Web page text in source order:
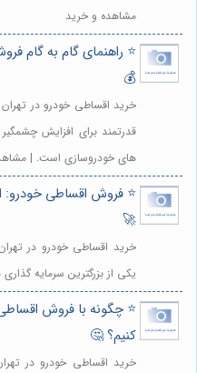
مشاهده و خرید
⭐️ راهنمای گام به گام
💰
خرید اقساطی خودرو در
قدرتمند برای افزایش
های خودروسازی است. |
⭐️ فروش اقساطی خودرو:
🚀
خرید اقساطی خودرو در
یکی از بزرگترین سرمایه
⭐️ چگونه با فروش
کنیم؟ 🤔
خرید اقساطی خودرو در